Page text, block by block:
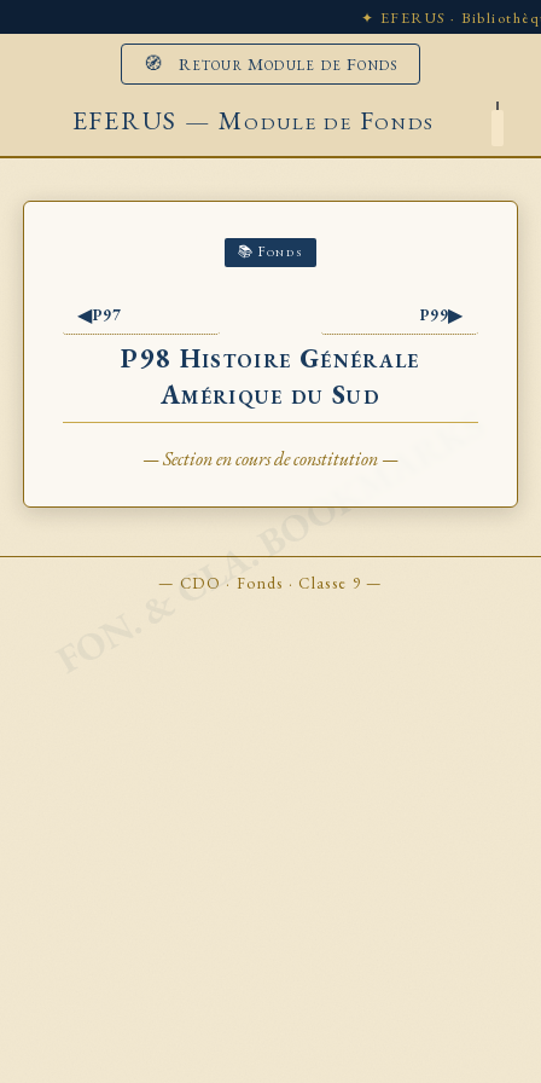
FON. & CLA. BOOKMARKS
✦ EFERUS ·
🧭 Retour Module de Fonds
EFERUS — Module de Fonds
📚 Fonds
◀P97 P99▶
P98 Histoire Générale
Amérique du Sud
— Section en cours de constitution —
— CDO · Fonds · Classe 9 —